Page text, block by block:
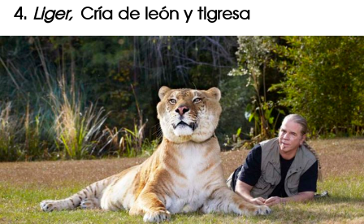
4. Liger, Cría de león y tigresa